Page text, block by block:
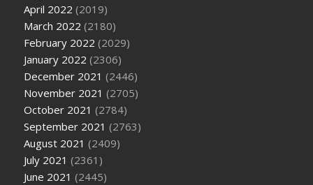
April 2022 (2019)
March 2022 (2180)
February 2022 (2029)
January 2022 (2306)
December 2021 (2446)
November 2021 (2705)
October 2021 (2784)
September 2021 (2763)
August 2021 (2409)
July 2021 (2361)
June 2021 (2445)